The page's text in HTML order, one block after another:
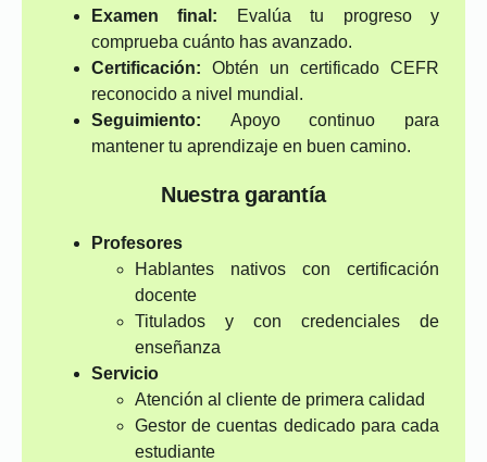
Examen final: Evalúa tu progreso y
comprueba cuánto has avanzado.
Certificación: Obtén un certificado CEFR
reconocido a nivel mundial.
Seguimiento: Apoyo continuo para
mantener tu aprendizaje en buen camino.
Nuestra garantía
Profesores
Hablantes nativos con certificación
docente
Titulados y con credenciales de
enseñanza
Servicio
Atención al cliente de primera calidad
Gestor de cuentas dedicado para cada
estudiante